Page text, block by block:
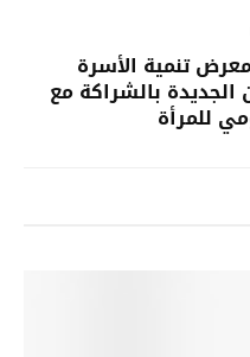
تنمية الأسرة
الجديدة بالشراكة مع
للمرأة